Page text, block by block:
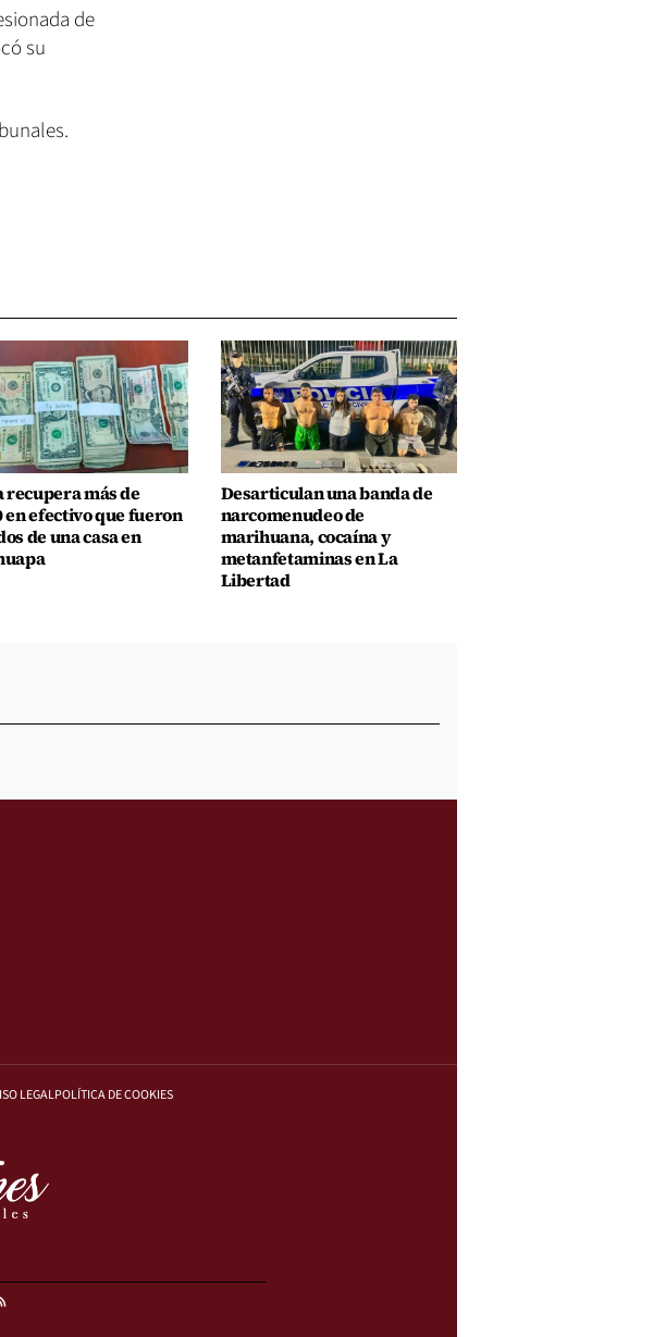
de
su
recupera más de
en efectivo que fueron
de una casa en
Desarticulan una banda de
narcomenudeo de
marihuana, cocaína y
metanfetaminas en La
Libertad
LEGALPOLÍTICA DE COOKIES